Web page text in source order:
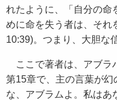
れたように、「自分の命
めに命を失う者は、それ
10:39)。つまり、大胆な
ここで著者は、アブラ
第15章で、主の言葉が幻
な、アブラムよ。私はあ